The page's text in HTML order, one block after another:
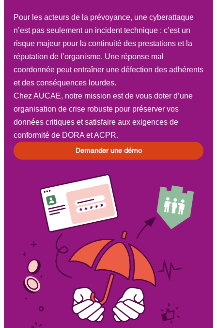
Pour les acteurs de la prévoyance, une cyberattaque
n’est pas seulement un incident technique : c’est un
risque majeur pour la continuité des prestations et la
réputation de l’organisme. Une réponse mal
coordonnée peut entraîner une défection des adhérents
et des conséquences lourdes.
Chez AUCAE, notre mission est de vous doter d’une
organisation de crise robuste pour préserver vos
données critiques et satisfaire aux exigences de
conformité de DORA et ACPR.
Demander une démo